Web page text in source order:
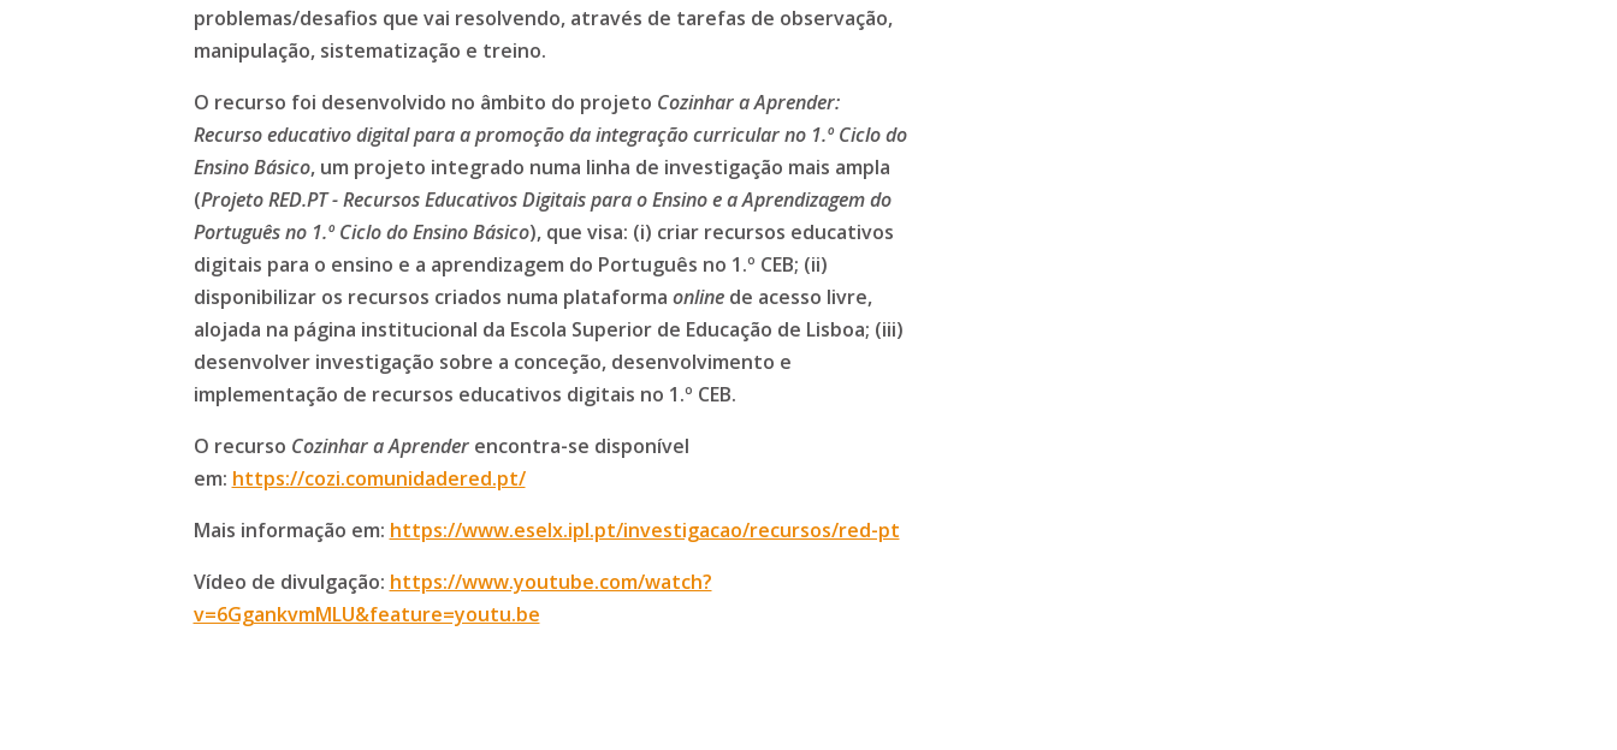
problemas/desafios que vai resolvendo, através de tarefas de observação,
manipulação, sistematização e treino.
O recurso foi desenvolvido no âmbito do projeto Cozinhar a Aprender:
Recurso educativo digital para a promoção da integração curricular no 1.º Ciclo do
Ensino Básico, um projeto integrado numa linha de investigação mais ampla
(Projeto RED.PT - Recursos Educativos Digitais para o Ensino e a Aprendizagem do
Português no 1.º Ciclo do Ensino Básico), que visa: (i) criar recursos educativos
digitais para o ensino e a aprendizagem do Português no 1.º CEB; (ii)
disponibilizar os recursos criados numa plataforma onlinede acesso livre,
alojada na página institucional da Escola Superior de Educação de Lisboa; (iii)
desenvolver investigação sobre a conceção, desenvolvimento e
implementação de recursos educativos digitais no 1.º CEB.
O recurso Cozinhar a Aprenderencontra-se disponível
em: https://cozi.comunidadered.pt/
Mais informação em: https://www.eselx.ipl.pt/investigacao/recursos/red-pt
Vídeo de divulgação: https://www.youtube.com/watch?
v=6GgankvmMLU&feature=youtu.be